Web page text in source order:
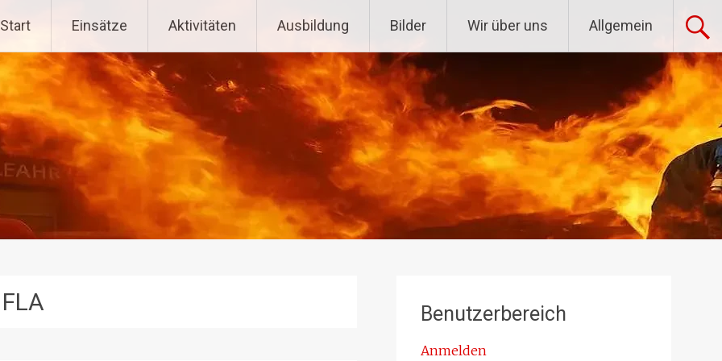
Wohlfahrts
Start Einsätze Aktivitäten Ausbildung Bilder Wir über uns Allgemein
FLA Benutzerbereich
Anmelden